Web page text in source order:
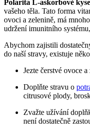
Polarita L-askorbové
vašeho těla. Tato forma
ovoci a zelenině, má
udržení imunitního
Abychom zajistili
do naší stravy, existuje
Jezte čerstvé ovoce
Doplňte stravu o
citrusové plody,
Zvažte užívání
není dostatečně